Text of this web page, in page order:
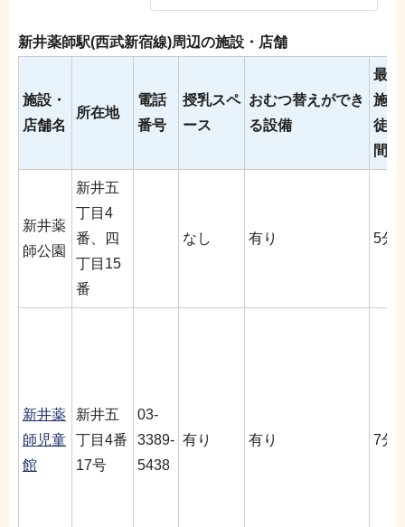
新井薬師駅(西武新宿線)周辺の施設・店舗
施設・
店舗名
所在地
電話
番号
授乳スペ
ース
おむつ替えができ
る設備
最
施
徒
間
新井薬
師公園
新井五
丁目4
番、四
丁目15
番
なし 有り 5分
新井薬
師児童
館
新井五
丁目4番
17号
03-
3389-
5438
有り 有り 7分